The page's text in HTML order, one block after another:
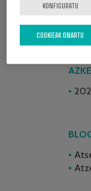
KONFIGURATU
COOKIEAK ONARTU